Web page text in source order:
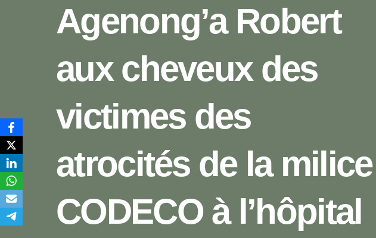
Agenong’a Robert
aux cheveux des
victimes des
atrocités de la milice
CODECO à l’hôpital